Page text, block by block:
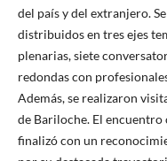
del país y del extranjero.
distribuidos en tres ejes
plenarias, siete
redondas con
Además, se realizaron
de Bariloche. El
finalizó con un